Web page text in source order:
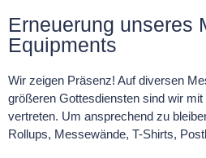
Erneuerung unseres
Equipments
Wir zeigen Präsenz! Auf diversen
größeren Gottesdiensten sind wir
vertreten. Um ansprechend zu
Rollups, Messewände, T-Shirts,